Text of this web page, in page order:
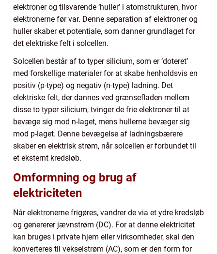
elektroner og tilsvarende ‘huller’ i atomstrukturen, hvor
elektronerne før var. Denne separation af elektroner og
huller skaber et potentiale, som danner grundlaget for
det elektriske felt i solcellen.
Solcellen består af to typer silicium, som er ‘doteret’
med forskellige materialer for at skabe henholdsvis en
positiv (p-type) og negativ (n-type) ladning. Det
elektriske felt, der dannes ved grænsefladen mellem
disse to typer silicium, tvinger de frie elektroner til at
bevæge sig mod n-laget, mens hullerne bevæger sig
mod p-laget. Denne bevægelse af ladningsbærere
skaber en elektrisk strøm, når solcellen er forbundet til
et eksternt kredsløb.
Omformning og brug af
elektriciteten
Når elektronerne frigøres, vandrer de via et ydre kredsløb
og genererer jævnstrøm (DC). For at denne elektricitet
kan bruges i private hjem eller virksomheder, skal den
konverteres til vekselstrøm (AC), som er den form for